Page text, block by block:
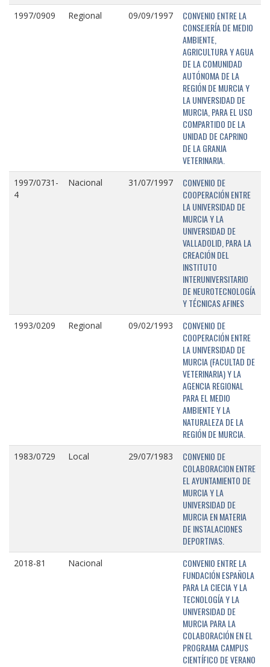
1997/0909 Regional 09/09/1997
CONVENIO ENTRE LA
CONSEJERÍA DE MEDIO
AMBIENTE,
AGRICULTURA Y AGUA
DE LA COMUNIDAD
AUTÓNOMA DE LA
REGIÓN DE MURCIA Y
LA UNIVERSIDAD DE
MURCIA, PARA EL USO
COMPARTIDO DE LA
UNIDAD DE CAPRINO
DE LA GRANJA
VETERINARIA.
1997/0731-
4
Nacional 31/07/1997
CONVENIO DE
COOPERACIÓN ENTRE
LA UNIVERSIDAD DE
MURCIA Y LA
UNIVERSIDAD DE
VALLADOLID, PARA LA
CREACIÓN DEL
INSTITUTO
INTERUNIVERSITARIO
DE NEUROTECNOLOGÍA
Y TÉCNICAS AFINES
1993/0209 Regional 09/02/1993
CONVENIO DE
COOPERACIÓN ENTRE
LA UNIVERSIDAD DE
MURCIA (FACULTAD DE
VETERINARIA) Y LA
AGENCIA REGIONAL
PARA EL MEDIO
AMBIENTE Y LA
NATURALEZA DE LA
REGIÓN DE MURCIA.
1983/0729 Local 29/07/1983
CONVENIO DE
COLABORACION ENTRE
EL AYUNTAMIENTO DE
MURCIA Y LA
UNIVERSIDAD DE
MURCIA EN MATERIA
DE INSTALACIONES
DEPORTIVAS.
2018-81 Nacional
CONVENIO ENTRE LA
FUNDACIÓN ESPAÑOLA
PARA LA CIECIA Y LA
TECNOLOGÍA Y LA
UNIVERSIDAD DE
MURCIA PARA LA
COLABORACIÓN EN EL
PROGRAMA CAMPUS
CIENTÍFICO DE VERANO